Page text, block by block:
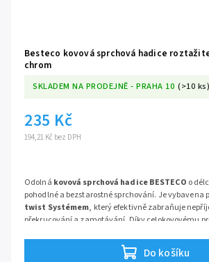
Besteco kovová sprchová hadice
chrom
SKLADEM NA PRODEJNĚ - PRAHA 10 (>10 ks)
194,21 Kč bez DPH
235 Kč
Do košíku
Odolná kovová sprchová hadice BESTECO o
pohodlné a bezstarostné sprchování. Je vybavena
twist Systémem, který efektivně zabraňuje
překrucování a zamotávání. Díky celokovovému
moderní koupelnu. Jednoduchá instalace na